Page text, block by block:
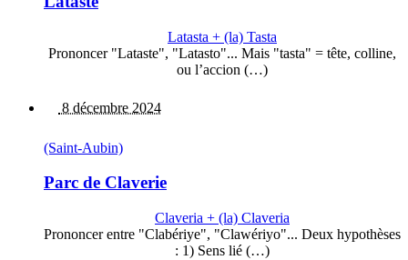
Latasta + (la) Tasta
Prononcer "Lataste", "Latasto"... Mais "tasta" = tête, colline,
ou l’accion (…)
8 décembre 2024
(Saint-Aubin)
Parc de Claverie
Claveria + (la) Claveria
Prononcer entre "Clabériye", "Clawériyo"... Deux hypothèses
: 1) Sens lié (…)